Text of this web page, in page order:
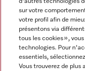
Informations légales
CGV
sur votre
votre profil afin de
présentons via
tous les cookies »,
technologies. Pour
essentiels,
Vous trouverez de plus